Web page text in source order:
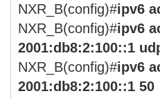
NXR_B(config)#ipv6
NXR_B(config)#ipv6
2001:db8:2:100::1
NXR_B(config)#ipv6
2001:db8:2:100::1 50